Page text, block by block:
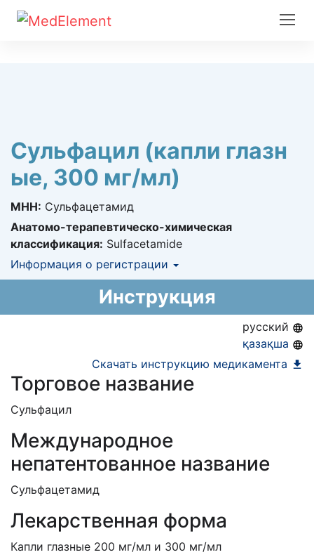
Сульфацил (капли глазн
ые, 300 мг/мл)
МНН: Сульфацетамид
Анатомо-терапевтическо-химическая
классификация: Sulfacetamide
Информация о регистрации
Информация о регистрации в РК:10.09.2019 -
Инструкция
русский
қазақша
Скачать инструкцию медикамента
Торговое название
Сульфацил
Международное
непатентованное название
Сульфацетамид
Лекарственная форма
Капли глазные 200 мг/мл и 300 мг/мл